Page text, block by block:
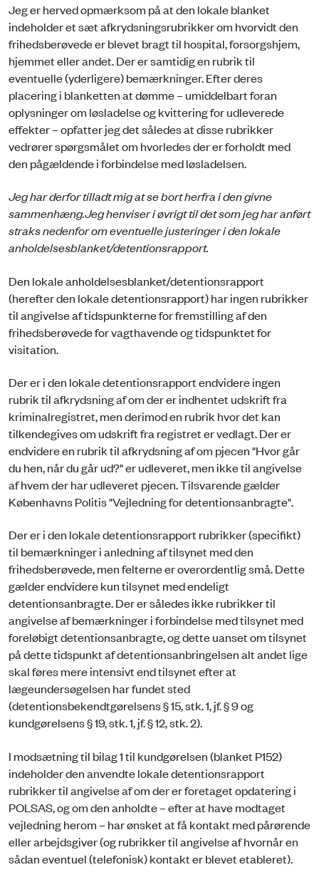
Jeg er herved opmærksom på at den lokale blanket
indeholder et sæt afkrydsningsrubrikker om hvorvidt den
frihedsberøvede er blevet bragt til hospital, forsorgshjem,
hjemmet eller andet. Der er samtidig en rubrik til
eventuelle (yderligere) bemærkninger. Efter deres
placering i blanketten at dømme – umiddelbart foran
oplysninger om løsladelse og kvittering for udleverede
effekter – opfatter jeg det således at disse rubrikker
vedrører spørgsmålet om hvorledes der er forholdt med
den pågældende i forbindelse med løsladelsen.
Jeg har derfor tilladt mig at se bort herfra i den givne
sammenhæng.Jeg henviser i øvrigt til det som jeg har anført
straks nedenfor om eventuelle justeringer i den lokale
anholdelsesblanket/detentionsrapport.
Den lokale anholdelsesblanket/detentionsrapport
(herefter den lokale detentionsrapport) har ingen rubrikker
til angivelse af tidspunkterne for fremstilling af den
frihedsberøvede for vagthavende og tidspunktet for
visitation.
Der er i den lokale detentionsrapport endvidere ingen
rubrik til afkrydsning af om der er indhentet udskrift fra
kriminalregistret, men derimod en rubrik hvor det kan
tilkendegives om udskrift fra registret er vedlagt. Der er
endvidere en rubrik til afkrydsning af om pjecen "Hvor går
du hen, når du går ud?" er udleveret, men ikke til angivelse
af hvem der har udleveret pjecen. Tilsvarende gælder
Københavns Politis "Vejledning for detentionsanbragte".
Der er i den lokale detentionsrapport rubrikker (specifikt)
til bemærkninger i anledning af tilsynet med den
frihedsberøvede, men felterne er overordentlig små. Dette
gælder endvidere kun tilsynet med endeligt
detentionsanbragte. Der er således ikke rubrikker til
angivelse af bemærkninger i forbindelse med tilsynet med
foreløbigt detentionsanbragte, og dette uanset om tilsynet
på dette tidspunkt af detentionsanbringelsen alt andet lige
skal føres mere intensivt end tilsynet efter at
lægeundersøgelsen har fundet sted
(detentionsbekendtgørelsens § 15, stk. 1, jf. § 9 og
kundgørelsens § 19, stk. 1, jf. § 12, stk. 2).
I modsætning til bilag 1 til kundgørelsen (blanket P152)
indeholder den anvendte lokale detentionsrapport
rubrikker til angivelse af om der er foretaget opdatering i
POLSAS, og om den anholdte – efter at have modtaget
vejledning herom – har ønsket at få kontakt med pårørende
eller arbejdsgiver (og rubrikker til angivelse af hvornår en
sådan eventuel (telefonisk) kontakt er blevet etableret).